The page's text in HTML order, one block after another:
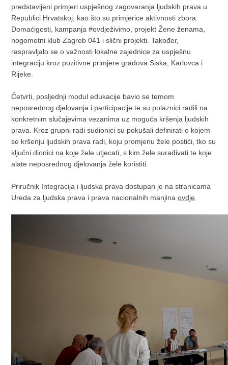
predstavljeni primjeri uspješnog zagovaranja ljudskih prava u
Republici Hrvatskoj, kao što su primjerice aktivnosti zbora
Domaćigosti, kampanja #ovdježivimo, projekt Žene ženama,
nogometni klub Zagreb 041 i slični projekti. Također,
raspravljalo se o važnosti lokalne zajednice za uspješnu
integraciju kroz pozitivne primjere gradova Siska, Karlovca i
Rijeke.
Četvrti, posljednji modul edukacije bavio se temom
neposrednog djelovanja i participacije te su polaznici radili na
konkretnim slučajevima vezanima uz moguća kršenja ljudskih
prava. Kroz grupni radi sudionici su pokušali definirati o kojem
se kršenju ljudskih prava radi, koju promjenu žele postići, tko su
ključni dionici na koje žele utjecati, s kim žele surađivati te koje
alate neposrednog djelovanja žele koristiti.
Priručnik Integracija i ljudska prava dostupan je na stranicama
Ureda za ljudska prava i prava nacionalnih manjinaovdje